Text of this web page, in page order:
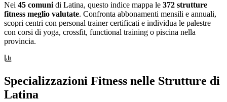
Nei 45 comuni di Latina, questo indice mappa le 372 strutture
fitness meglio valutate. Confronta abbonamenti mensili e annuali,
scopri centri con personal trainer certificati e individua le palestre
con corsi di yoga, crossfit, functional training o piscina nella
provincia.
Specializzazioni Fitness nelle Strutture di
Latina